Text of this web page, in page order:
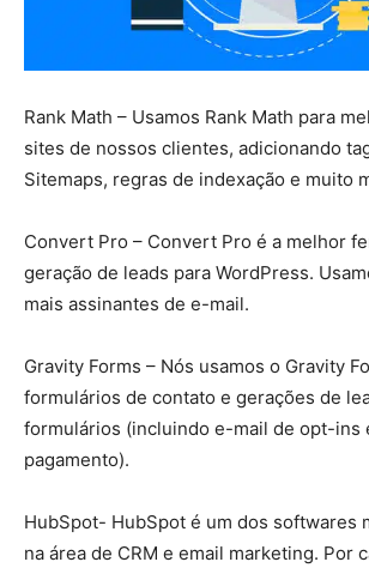
Rank Math – Usamos Rank Math para
sites de nossos clientes, adicionando
Sitemaps, regras de indexação e muito
Convert Pro – Convert Pro é a melhor
geração de leads para WordPress.
mais assinantes de e-mail.
Gravity Forms – Nós usamos o Gravity
formulários de contato e gerações de
formulários (incluindo e-mail de opt-ins
pagamento).
HubSpot- HubSpot é um dos softwares
na área de CRM e email marketing. Por